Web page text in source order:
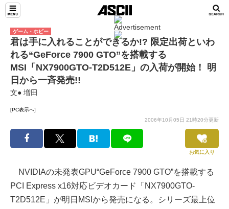
ゲーム・ホビー
君は手に入れることができるか!? 限定出荷といわ
れる“GeForce 7900 GTO”を搭載する
MSI「NX7900GTO-T2D512E」の入荷が開始！ 明
日から一斉発売!!
文● 増田
[PC表示へ]
2006年10月05日 21時20分更新
お気に入り
NVIDIAの未発表GPU“GeForce 7900 GTO”を搭載する
PCI Express x16対応ビデオカード「NX7900GTO-
T2D512E」が明日MSIから発売になる。シリーズ最上位